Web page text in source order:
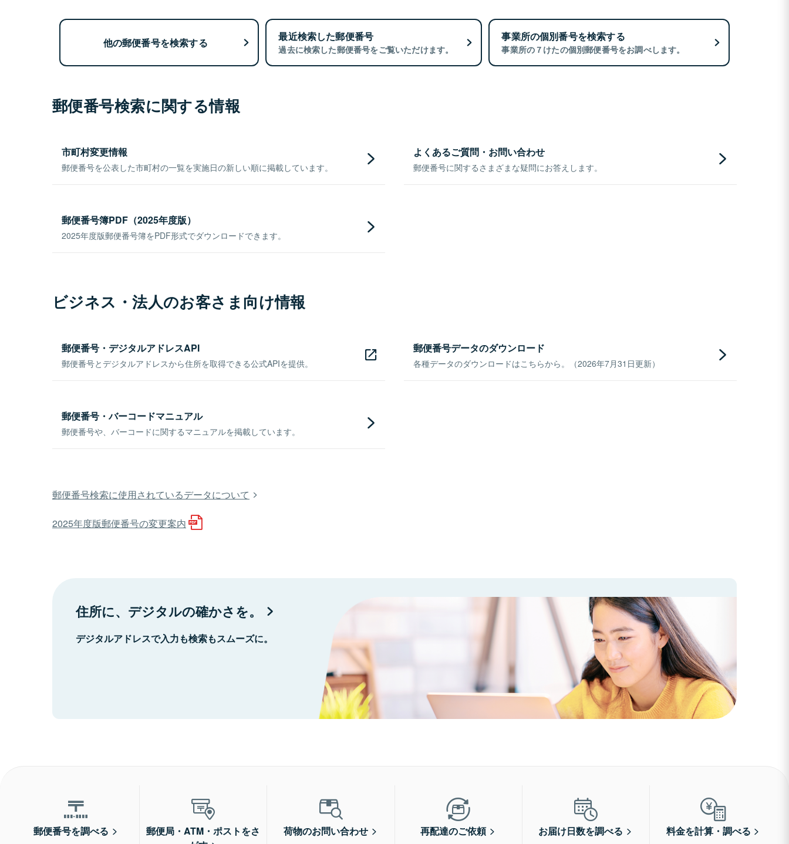
他の郵便番号を検索する 最近検索した郵便番号
過去に検索した郵便番号をご覧いただけます。
事業所の個別番号を検索する
事業所の７けたの個別郵便番号をお調べします。
郵便番号検索に関する情報
市町村変更情報
郵便番号を公表した市町村の一覧を実施日の新しい順に掲載しています。
よくあるご質問・お問い合わせ
郵便番号に関するさまざまな疑問にお答えします。
郵便番号簿PDF（2025年度版）
2025年度版郵便番号簿をPDF形式でダウンロードできます。
ビジネス・法人のお客さま向け情報
郵便番号・デジタルアドレスAPI
郵便番号とデジタルアドレスから住所を取得できる公式APIを提供。
郵便番号データのダウンロード
各種データのダウンロードはこちらから。（2026年7月31日更新）
郵便番号・バーコードマニュアル
郵便番号や、バーコードに関するマニュアルを掲載しています。
郵便番号検索に使用されているデータについて
2025年度版郵便番号の変更案内
住所に、デジタルの確かさを。
デジタルアドレスで入力も検索もスムーズに。
郵便番号を調べる
郵便局・ATM・ポストをさ
荷物のお問い合わせ 再配達のご依頼 お届け日数を調べる 料金を計算・調べる